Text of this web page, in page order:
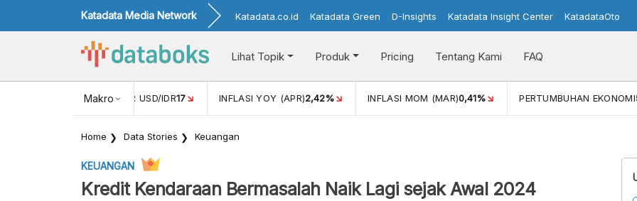
Katadata Media Network Katadata.co.id Katadata Green D-Insights Katadata Insight Center KatadataOto
Lihat Topik Produk Pricing Tentang Kami FAQ
Makro
NILAI TUKAR USD/IDR17 INFLASI YOY (APR)2,42% INFLASI MOM (MAR)0,41% PERTUMBUHAN EKONOMI
Home Data Stories Keuangan
KEUANGAN
Kredit Kendaraan Bermasalah Naik Lagi sejak Awal 2024